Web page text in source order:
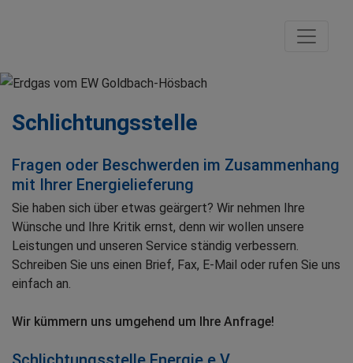
Schlichtungsstelle
Fragen oder Beschwerden im Zusammenhang
mit Ihrer Energielieferung
Sie haben sich über etwas geärgert? Wir nehmen Ihre
Wünsche und Ihre Kritik ernst, denn wir wollen unsere
Leistungen und unseren Service ständig verbessern.
Schreiben Sie uns einen Brief, Fax, E-Mail oder rufen Sie uns
einfach an.
Wir kümmern uns umgehend um Ihre Anfrage!